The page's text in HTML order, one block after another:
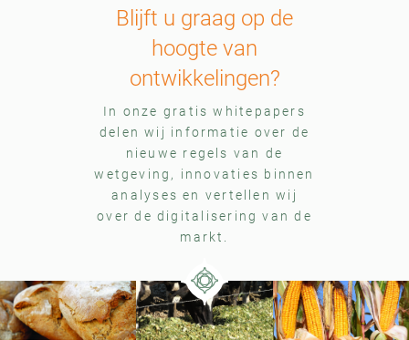
Blijft u graag op de
hoogte van
ontwikkelingen?
In onze gratis whitepapers
delen wij informatie over de
nieuwe regels van de
wetgeving, innovaties binnen
analyses en vertellen wij
over de digitalisering van de
markt.